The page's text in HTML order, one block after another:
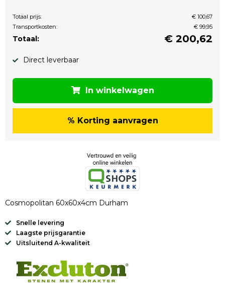
Totaal prijs:
€ 100,67
Transportkosten:
€ 99,95
Totaal: € 200,62
Direct leverbaar
In winkelwagen
% Korting aanvragen
Cosmopolitan 60x60x4cm Durham
Snelle levering
Laagste prijsgarantie
Uitsluitend A-kwaliteit